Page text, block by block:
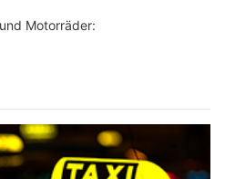
Motorräder: